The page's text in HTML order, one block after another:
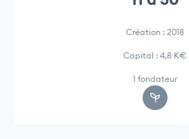
Création : 2018
Capital : 4,8 K€
1 fondateur